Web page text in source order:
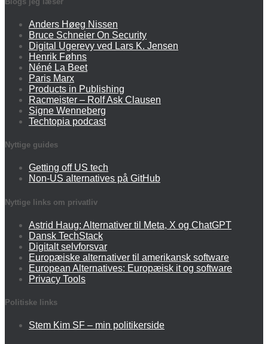
Anders Høeg Nissen
Bruce Schneier On Security
Digital Ugerevy ved Lars K. Jensen
Henrik Føhns
Néné La Beet
Paris Marx
Products in Publishing
Racmeister – Rolf Ask Clausen
Signe Wenneberg
Techtopia podcast
Nyttige guides
Getting off US tech
Non-US alternatives på GitHub
Nyttige links om privatliv
Astrid Haug: Alternativer til Meta, X og ChatGPT
Dansk TechStack
Digitalt selvforsvar
Europæiske alternativer til amerikansk software
European Alternatives: Europæisk it og software
Privacy Tools
Politiske links
Stem Kim SF – min politikerside